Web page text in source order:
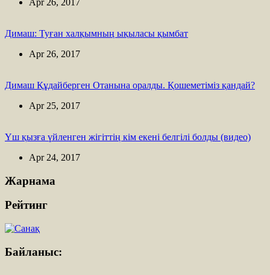
Димаш: Туған халқымның ықыласы қымбат
Apr 26, 2017
Димаш Құдайберген Отанына оралды. Қошеметіміз қандай?
Apr 25, 2017
Үш қызға үйленген жігіттің кім екені белгілі болды (видео)
Apr 24, 2017
Жарнама
Рейтинг
Байланыс: